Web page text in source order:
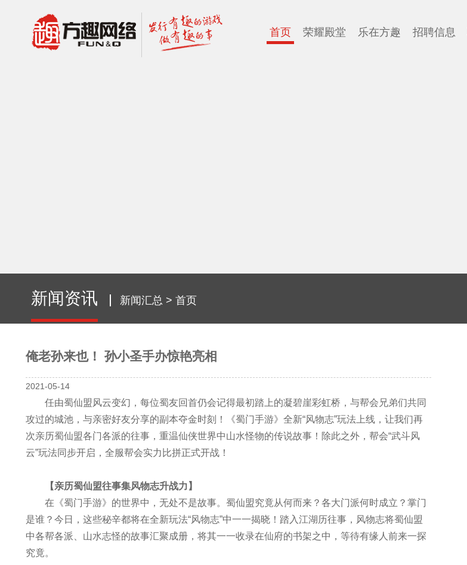
首页 荣耀殿堂 乐在方趣 招聘信息
新闻资讯 新闻汇总 > 首页
俺老孙来也！ 孙小圣手办惊艳亮相
2021-05-14
任由蜀仙盟风云变幻，每位蜀友回首仍会记得最初踏上的凝碧崖彩虹桥，与帮会兄弟们共同
攻过的城池，与亲密好友分享的副本夺金时刻！《蜀门手游》全新“风物志”玩法上线，让我们再
次亲历蜀仙盟各门各派的往事，重温仙侠世界中山水怪物的传说故事！除此之外，帮会“武斗风
云”玩法同步开启，全服帮会实力比拼正式开战！
【亲历蜀仙盟往事集风物志升战力】
在《蜀门手游》的世界中，无处不是故事。蜀仙盟究竟从何而来？各大门派何时成立？掌门
是谁？今日，这些秘辛都将在全新玩法“风物志”中一一揭晓！踏入江湖历往事，风物志将蜀仙盟
中各帮各派、山水志怪的故事汇聚成册，将其一一收录在仙府的书架之中，等待有缘人前来一探
究竟。